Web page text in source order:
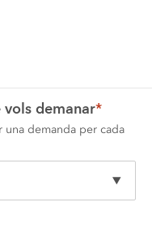
vols demanar*
una demanda per cada